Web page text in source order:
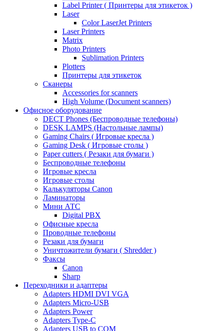
Label Printer ( Принтеры для этикеток )
Laser
Color LaserJet Printers
Laser Printers
Matrix
Photo Printers
Sublimation Printers
Plotters
Принтеры для этикеток
Сканеры
Accessories for scanners
High Volume (Document scanners)
Офисное оборудование
DECT Phones (Беспроводные телефоны)
DESK LAMPS (Настольные лампы)
Gaming Chairs ( Игровые кресла )
Gaming Desk ( Игровые столы )
Paper cutters ( Резаки для бумаги )
Беспроводные телефоны
Игровые кресла
Игровые столы
Калькуляторы Canon
Ламинаторы
Мини АТС
Digital PBX
Офисные кресла
Проводные телефоны
Резаки для бумаги
Уничтожители бумаги ( Shredder )
Факсы
Canon
Sharp
Переходники и адаптеры
Adapters HDMI DVI VGA
Adapters Micro-USB
Adapters Power
Adapters Type-C
Adapters USB to COM